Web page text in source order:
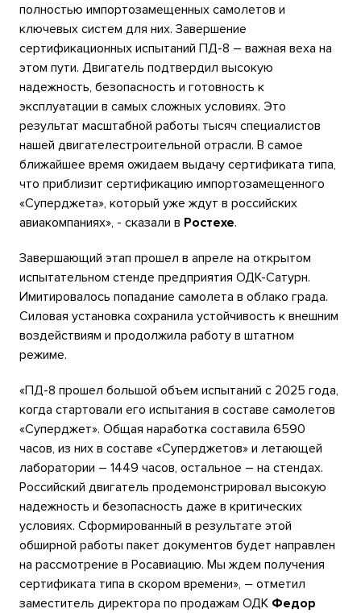
полностью импортозамещенных самолетов и
ключевых систем для них. Завершение
сертификационных испытаний ПД-8 – важная веха на
этом пути. Двигатель подтвердил высокую
надежность, безопасность и готовность к
эксплуатации в самых сложных условиях. Это
результат масштабной работы тысяч специалистов
нашей двигателестроительной отрасли. В самое
ближайшее время ожидаем выдачу сертификата типа,
что приблизит сертификацию импортозамещенного
«Суперджета», который уже ждут в российских
авиакомпаниях», - сказали в Ростехе.
Завершающий этап прошел в апреле на открытом
испытательном стенде предприятия ОДК-Сатурн.
Имитировалось попадание самолета в облако града.
Силовая установка сохранила устойчивость к внешним
воздействиям и продолжила работу в штатном
режиме.
«ПД-8 прошел большой объем испытаний с 2025 года,
когда стартовали его испытания в составе самолетов
«Суперджет». Общая наработка составила 6590
часов, из них в составе «Суперджетов» и летающей
лаборатории – 1449 часов, остальное – на стендах.
Российский двигатель продемонстрировал высокую
надежность и безопасность даже в критических
условиях. Сформированный в результате этой
обширной работы пакет документов будет направлен
на рассмотрение в Росавиацию. Мы ждем получения
сертификата типа в скором времени», – отметил
заместитель директора по продажам ОДК Федор